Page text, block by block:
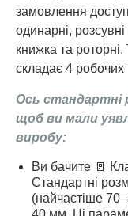
замовлення
одинарні, розсувні
книжка та
складає 4 робочих
Ось стандартні
щоб ви мали
виробу:
Ви бачите 🚪
Стандартні
(найчастіше